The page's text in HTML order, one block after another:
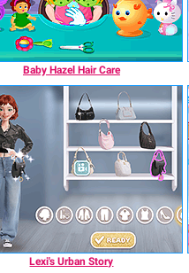
Baby Hazel Hair Care
Lexi's Urban Story